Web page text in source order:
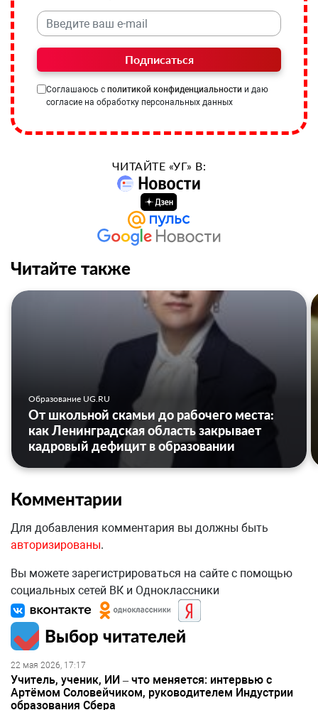
Подписаться
Соглашаюсь с политикой конфиденциальности и даю
согласие на обработку персональных данных
ЧИТАЙТЕ «УГ» В:
Читайте также
Образование UG.RU
От школьной скамьи до рабочего места:
как Ленинградская область закрывает
кадровый дефицит в образовании
Комментарии
Для добавления комментария вы должны быть
авторизированы.
Вы можете зарегистрироваться на сайте с помощью
социальных сетей ВК и Одноклассники
Выбор читателей
22 мая 2026, 17:17
Учитель, ученик, ИИ – что меняется: интервью с
Артёмом Соловейчиком, руководителем Индустрии
образования Сбера